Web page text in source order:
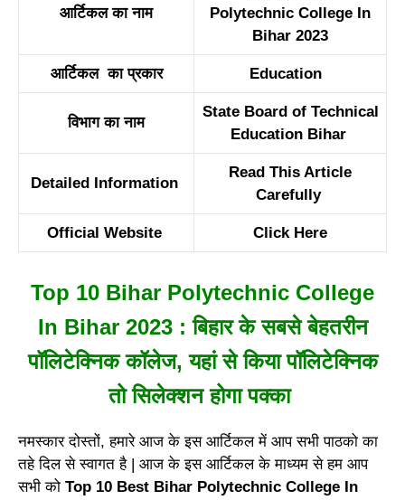
आर्टिकल का नाम
Polytechnic College In
Bihar 2023
आर्टिकल का प्रकार Education
विभाग का नाम
State Board of Technical
Education Bihar
Detailed Information
Read This Article
Carefully
Official Website Click Here
Top 10 Bihar Polytechnic College
In Bihar 2023 : बिहार के सबसे बेहतरीन
पॉलिटेक्निक कॉलेज, यहां से किया पॉलिटेक्निक
तो सिलेक्शन होगा पक्का
नमस्कार दोस्तों, हमारे आज के इस आर्टिकल में आप सभी पाठको का
तहे दिल से स्वागत है | आज के इस आर्टिकल के माध्यम से हम आप
सभी को Top 10 Best Bihar Polytechnic College In